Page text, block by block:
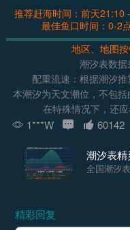
推荐赶海时间：前天21:10
最佳鱼口时间：0-2
地区、地图
潮汐表数
配重流速：根据潮汐
本潮汐为天文潮位，不包
在特殊情况下，还
1***W 60142
潮汐表
全国潮汐
精彩回复